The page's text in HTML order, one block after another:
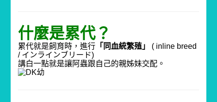
什麼是累代？
累代就是飼育時，進行 「同血統繁殖」
( inline breed
/ インラインブリード)
講白一點就是讓阿蟲跟自己的親姊妹交配。